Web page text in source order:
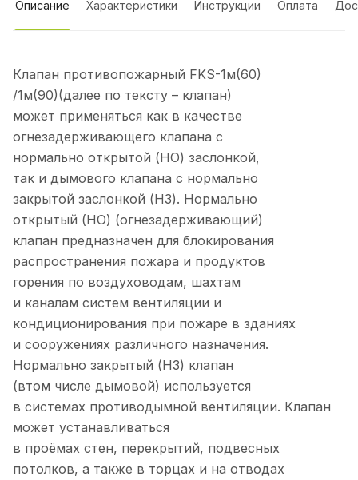
Описание Характеристики Инструкции Оплата
Клапан противопожарный FKS-1м(60)
/1м(90)(далее по тексту – клапан)
может применяться как в качестве
огнезадерживающего клапана с
нормально открытой (НО) заслонкой,
так и дымового клапана с нормально
закрытой заслонкой (НЗ). Нормально
открытый (НО) (огнезадерживающий)
клапан предназначен для блокирования
распространения пожара и продуктов
горения по воздуховодам, шахтам
и каналам систем вентиляции и
кондиционирования при пожаре в зданиях
и сооружениях различного назначения.
Нормально закрытый (НЗ) клапан
(втом числе дымовой) используется
в системах противодымной вентиляции. Клапан
может устанавливаться
в проёмах стен, перекрытий, подвесных
потолков, а также в торцах и на отводах